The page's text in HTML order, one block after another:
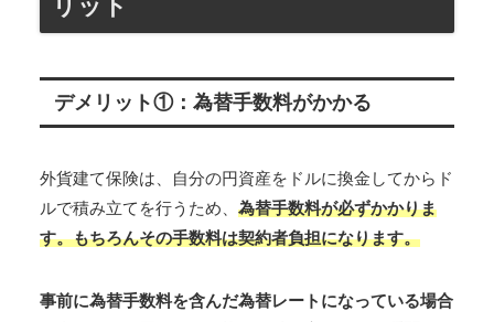
リット
デメリット①：為替手数料がかかる
外貨建て保険は、自分の円資産をドルに換金してからド
ルで積み立てを行うため、 為替手数料が必ずかかりま
す。もちろんその手数料は契約者負担になります。
事前に為替手数料を含んだ為替レートになっている場合